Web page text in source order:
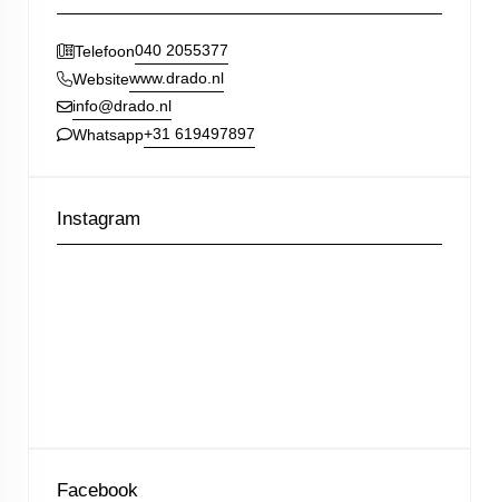
Telefoon040 2055377
Websitewww.drado.nl
info@drado.nl
Whatsapp+31 619497897
Instagram
Facebook